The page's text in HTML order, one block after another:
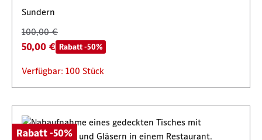
Sundern
100,00 €
50,00 € Rabatt -50%
Verfügbar: 100 Stück
Rabatt -50%